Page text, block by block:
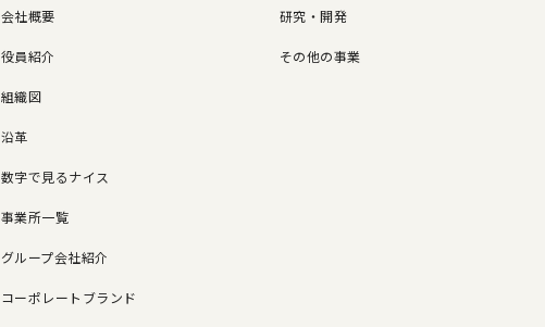
会社概要
役員紹介
組織図
沿革
数字で見るナイス
事業所一覧
グループ会社紹介
コーポレートブランド
研究・開発
その他の事業